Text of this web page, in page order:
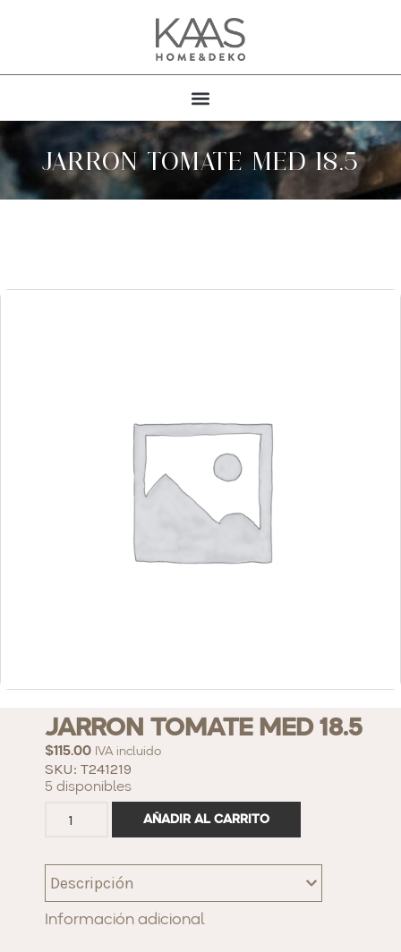
JARRON TOMATE MED 18.5
JARRON TOMATE MED 18.5
$115.00 IVA incluido
SKU: T241219
5 disponibles
AÑADIR AL CARRITO
Descripción
Información adicional